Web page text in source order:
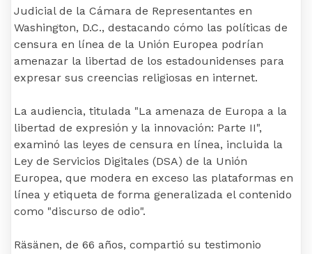
Judicial de la Cámara de Representantes en
Washington, D.C., destacando cómo las políticas de
censura en línea de la Unión Europea podrían
amenazar la libertad de los estadounidenses para
expresar sus creencias religiosas en internet.
La audiencia, titulada "La amenaza de Europa a la
libertad de expresión y la innovación: Parte II",
examinó las leyes de censura en línea, incluida la
Ley de Servicios Digitales (DSA) de la Unión
Europea, que modera en exceso las plataformas en
línea y etiqueta de forma generalizada el contenido
como "discurso de odio".
Räsänen, de 66 años, compartió su testimonio